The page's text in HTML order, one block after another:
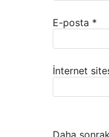
E-posta *
İnternet